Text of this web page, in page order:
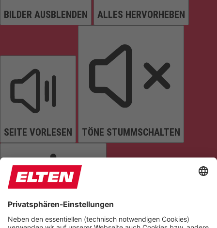
BILDER AUSBLENDEN ALLES HERVORHEBEN
SEITE VORLESEN TÖNE STUMMSCHALTEN